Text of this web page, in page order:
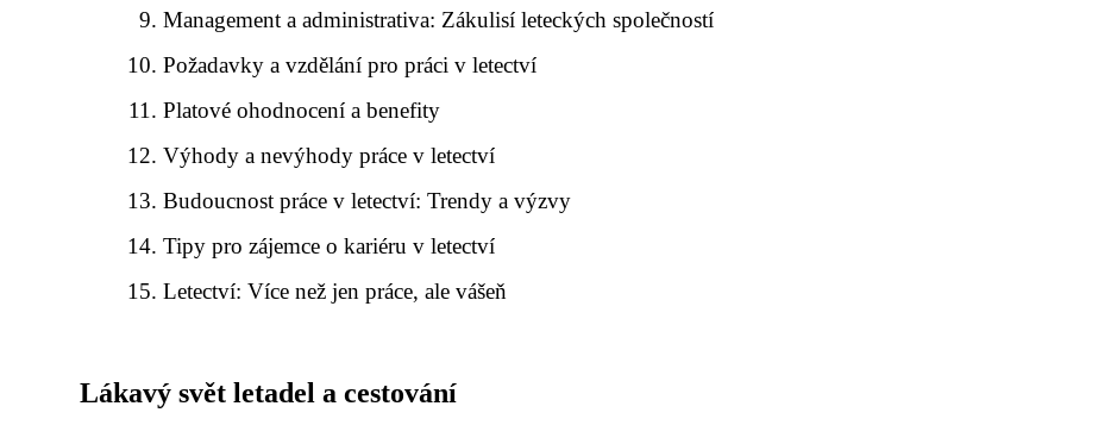
Management a administrativa: Zákulisí leteckých společností
Požadavky a vzdělání pro práci v letectví
Platové ohodnocení a benefity
Výhody a nevýhody práce v letectví
Budoucnost práce v letectví: Trendy a výzvy
Tipy pro zájemce o kariéru v letectví
Letectví: Více než jen práce, ale vášeň
Lákavý svět letadel a cestování